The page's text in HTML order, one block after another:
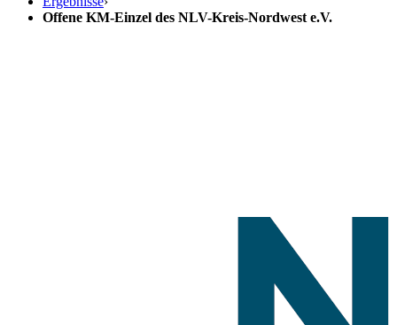
Offene KM-Einzel des NLV-Kreis-Nordwest e.V.